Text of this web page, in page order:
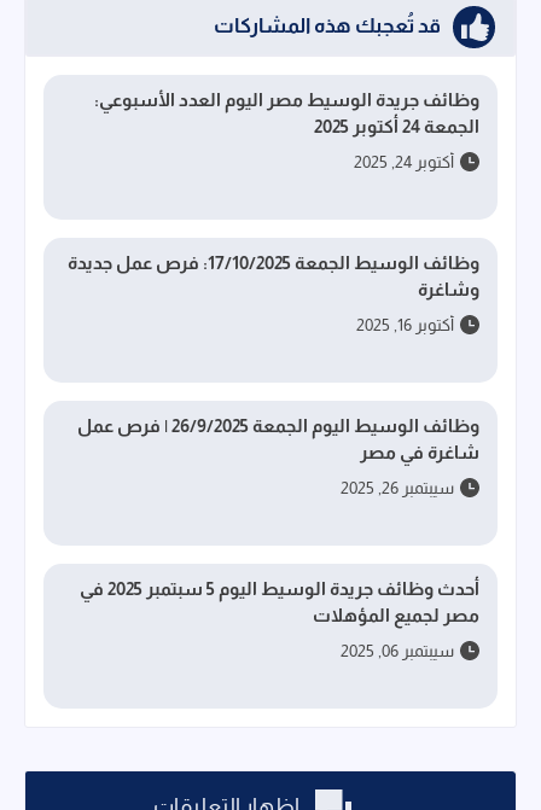
قد تُعجبك هذه المشاركات
وظائف جريدة الوسيط مصر اليوم العدد الأسبوعي:
الجمعة 24 أكتوبر 2025
أكتوبر 24, 2025
وظائف الوسيط الجمعة 17/10/2025: فرص عمل جديدة
وشاغرة
أكتوبر 16, 2025
وظائف الوسيط اليوم الجمعة 26/9/2025 | فرص عمل
شاغرة في مصر
سيبتمبر 26, 2025
أحدث وظائف جريدة الوسيط اليوم 5 سبتمبر 2025 في
مصر لجميع المؤهلات
سيبتمبر 06, 2025